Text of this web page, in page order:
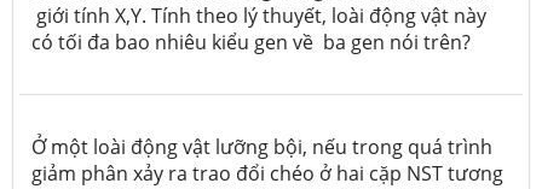
giới tính X,Y. Tính theo lý thuyết, loài động vật này
có tối đa bao nhiêu kiểu gen về ba gen nói trên?
Ở một loài động vật lưỡng bội, nếu trong quá trình
giảm phân xảy ra trao đổi chéo ở hai cặp NST tương